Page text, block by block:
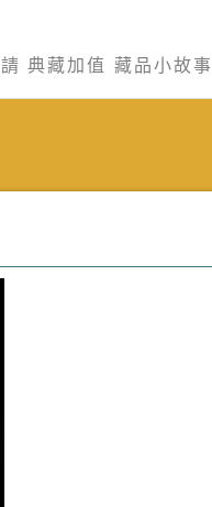
典藏加值 藏品小故事